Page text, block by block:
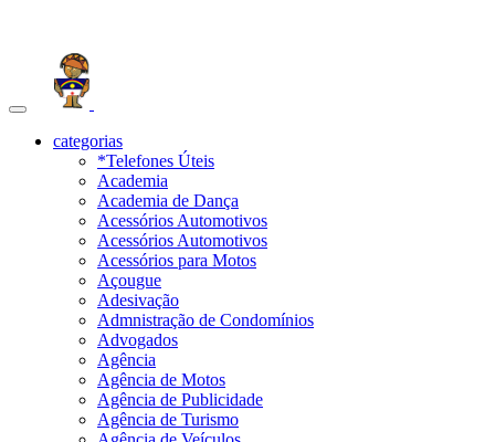
Toggle
navigationcategorias
*Telefones Úteis
Academia
Academia de Dança
Acessórios Automotivos
Acessórios Automotivos
Acessórios para Motos
Açougue
Adesivação
Admnistração de Condomínios
Advogados
Agência
Agência de Motos
Agência de Publicidade
Agência de Turismo